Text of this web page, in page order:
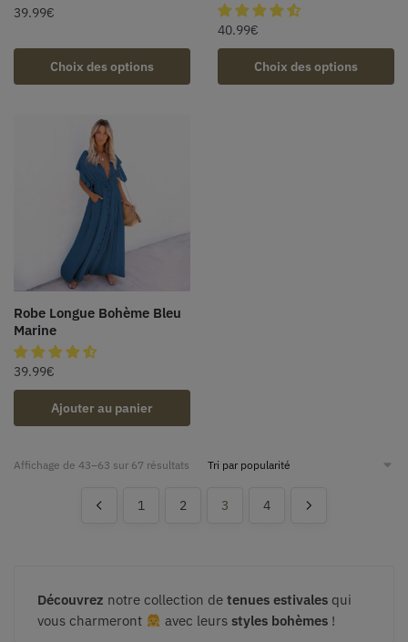
39.99€
Choix des options
40.99€
Choix des options
Robe Longue Bohème Bleu
Marine
39.99€
Ajouter au panier
Affichage de 43–63 sur 67 résultats
1 2 3 4
Découvrez notre collection de tenues estivales qui
vous charmeront
avec leursstyles bohèmes !